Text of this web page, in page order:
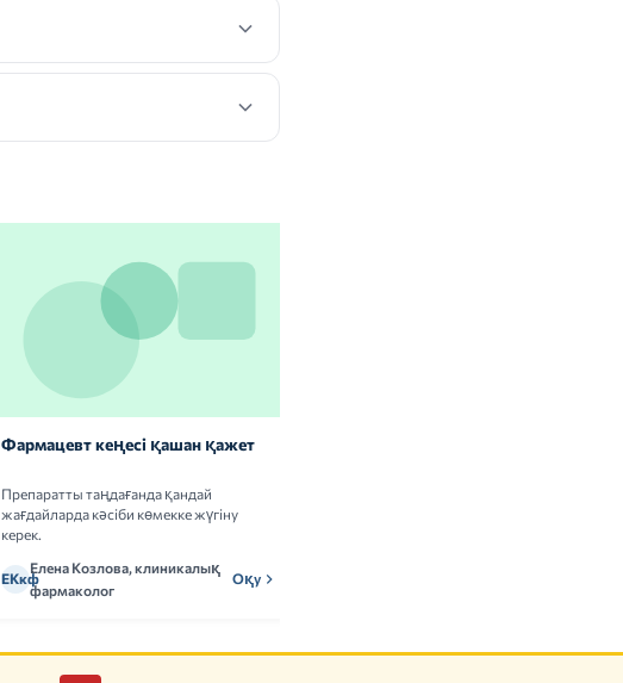
Фармацевт кеңесі қашан қажет
Препаратты таңдағанда қандай
жағдайларда кәсіби көмекке жүгіну
керек.
ЕКкф
Елена Козлова, клиникалық
фармаколог
Оқу